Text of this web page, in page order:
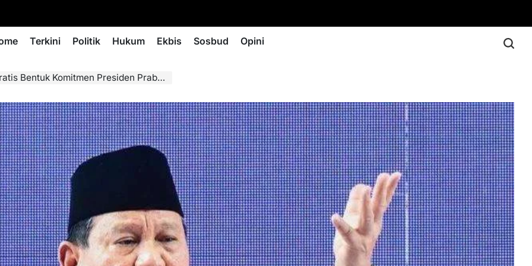
Terkini Politik Hukum Ekbis Sosbud Opini
Presiden Prabowo Wujudkan Indonesia Sehat